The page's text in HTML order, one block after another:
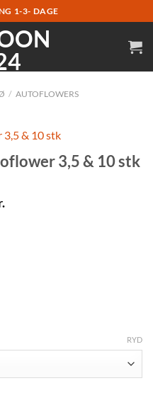
1-3- DAGE
/ AUTOFLOWERS
3,5 & 10 stk
RYD